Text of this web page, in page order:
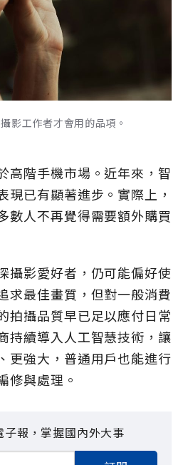
影工作者才會用的品項。
高階手機市場。近年來，智
現已有顯著進步。實際上，
數人不再覺得需要額外購買
攝影愛好者，仍可能偏好使
求最佳畫質，但對一般消費
拍攝品質早已足以應付日常
持續導入人工智慧技術，讓
更強大，普通用戶也能進行
修與處理。
子報，掌握國內外大事